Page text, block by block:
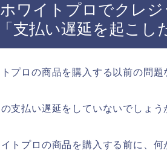
ワイトプロでクレジ
支払い遅延を起こし
プロの商品を購入する以前の問題
支払い遅延をしていないでしょう
トプロの商品を購入する前に、何